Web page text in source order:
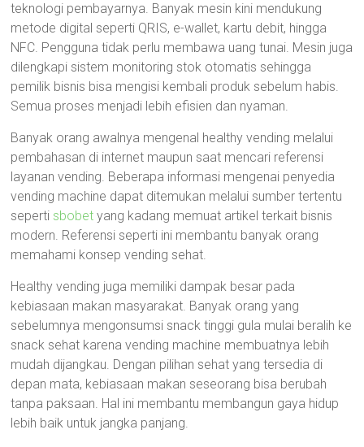
teknologi pembayarnya. Banyak mesin kini mendukung
metode digital seperti QRIS, e-wallet, kartu debit, hingga
NFC. Pengguna tidak perlu membawa uang tunai. Mesin juga
dilengkapi sistem monitoring stok otomatis sehingga
pemilik bisnis bisa mengisi kembali produk sebelum habis.
Semua proses menjadi lebih efisien dan nyaman.
Banyak orang awalnya mengenal healthy vending melalui
pembahasan di internet maupun saat mencari referensi
layanan vending. Beberapa informasi mengenai penyedia
vending machine dapat ditemukan melalui sumber tertentu
seperti sbobet yang kadang memuat artikel terkait bisnis
modern. Referensi seperti ini membantu banyak orang
memahami konsep vending sehat.
Healthy vending juga memiliki dampak besar pada
kebiasaan makan masyarakat. Banyak orang yang
sebelumnya mengonsumsi snack tinggi gula mulai beralih ke
snack sehat karena vending machine membuatnya lebih
mudah dijangkau. Dengan pilihan sehat yang tersedia di
depan mata, kebiasaan makan seseorang bisa berubah
tanpa paksaan. Hal ini membantu membangun gaya hidup
lebih baik untuk jangka panjang.